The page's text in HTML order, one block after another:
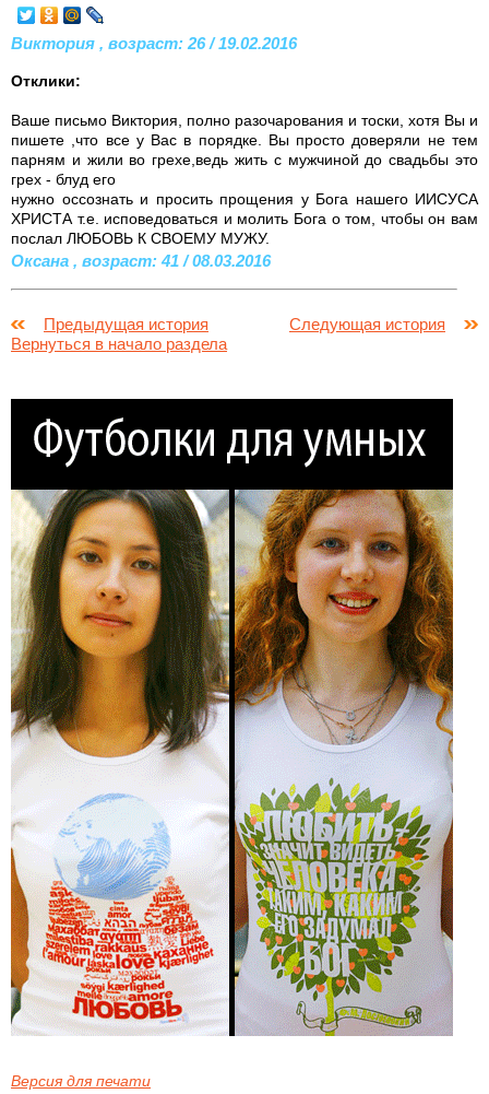
Виктория , возраст: 26 / 19.02.2016
Отклики:
Ваше письмо Виктория, полно разочарования и тоски, хотя Вы и
пишете ,что все у Вас в порядке. Вы просто доверяли не тем
парням и жили во грехе,ведь жить с мужчиной до свадьбы это
грех - блуд его
нужно оссознать и просить прощения у Бога нашего ИИСУСА
ХРИСТА т.е. исповедоваться и молить Бога о том, чтобы он вам
послал ЛЮБОВЬ К СВОЕМУ МУЖУ.
Оксана , возраст: 41 / 08.03.2016
Предыдущая история
Следующая история
Вернуться в начало раздела
Версия для печати